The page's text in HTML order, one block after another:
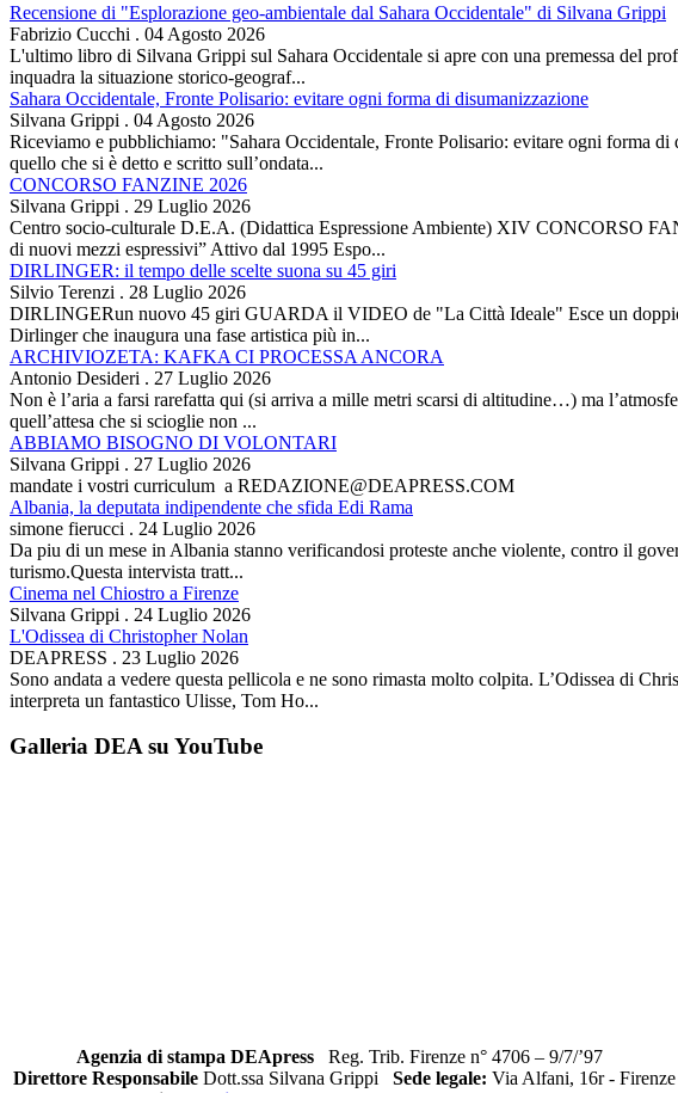
Recensione di "Esplorazione geo-ambientale dal Sahara Occidentale" di Silvana Grippi
Fabrizio Cucchi . 04 Agosto 2026
L'ultimo libro di Silvana Grippi sul Sahara Occidentale si apre con una premessa del
inquadra la situazione storico-geograf...
Sahara Occidentale, Fronte Polisario: evitare ogni forma di disumanizzazione
Silvana Grippi . 04 Agosto 2026
Riceviamo e pubblichiamo: "Sahara Occidentale, Fronte Polisario: evitare ogni forma
quello che si è detto e scritto sull’ondata...
CONCORSO FANZINE 2026
Silvana Grippi . 29 Luglio 2026
Centro socio-culturale D.E.A. (Didattica Espressione Ambiente) XIV CONCORSO
di nuovi mezzi espressivi” Attivo dal 1995 Espo...
DIRLINGER: il tempo delle scelte suona su 45 giri
Silvio Terenzi . 28 Luglio 2026
DIRLINGERun nuovo 45 giri GUARDA il VIDEO de "La Città Ideale" Esce un
Dirlinger che inaugura una fase artistica più in...
ARCHIVIOZETA: KAFKA CI PROCESSA ANCORA
Antonio Desideri . 27 Luglio 2026
Non è l’aria a farsi rarefatta qui (si arriva a mille metri scarsi di altitudine…) ma
quell’attesa che si scioglie non ...
ABBIAMO BISOGNO DI VOLONTARI
Silvana Grippi . 27 Luglio 2026
mandate i vostri curriculum a REDAZIONE@DEAPRESS.COM
Albania, la deputata indipendente che sfida Edi Rama
simone fierucci . 24 Luglio 2026
Da piu di un mese in Albania stanno verificandosi proteste anche violente, contro il
turismo.Questa intervista tratt...
Cinema nel Chiostro a Firenze
Silvana Grippi . 24 Luglio 2026
L'Odissea di Christopher Nolan
DEAPRESS . 23 Luglio 2026
Sono andata a vedere questa pellicola e ne sono rimasta molto colpita. L’Odissea di
interpreta un fantastico Ulisse, Tom Ho...
Galleria DEA su YouTube
Agenzia di stampa DEApress Reg. Trib. Firenze n° 4706 – 9/7/’97
Direttore Responsabile Dott.ssa Silvana Grippi Sede legale: Via Alfani, 16r - Firenze